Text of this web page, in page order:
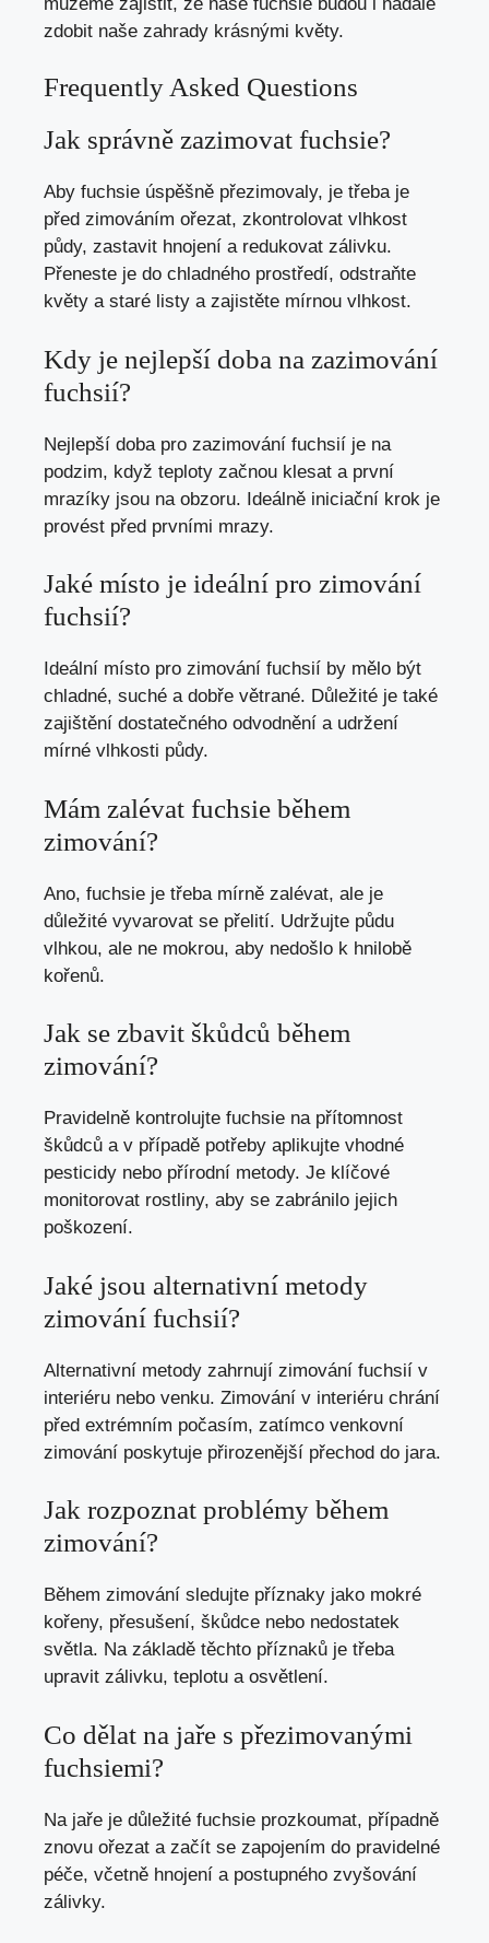
zdobit naše zahrady krásnými květy.
Frequently Asked Questions
Jak správně zazimovat fuchsie?
Aby fuchsie úspěšně přezimovaly, je třeba je
před zimováním ořezat, zkontrolovat vlhkost
půdy, zastavit hnojení a redukovat zálivku.
Přeneste je do chladného prostředí, odstraňte
květy a staré listy a zajistěte mírnou vlhkost.
Kdy je nejlepší doba na zazimování
fuchsií?
Nejlepší doba pro zazimování fuchsií je na
podzim, když teploty začnou klesat a první
mrazíky jsou na obzoru. Ideálně iniciační krok je
provést před prvními mrazy.
Jaké místo je ideální pro zimování
fuchsií?
Ideální místo pro zimování fuchsií by mělo být
chladné, suché a dobře větrané. Důležité je také
zajištění dostatečného odvodnění a udržení
mírné vlhkosti půdy.
Mám zalévat fuchsie během
zimování?
Ano, fuchsie je třeba mírně zalévat, ale je
důležité vyvarovat se přelití. Udržujte půdu
vlhkou, ale ne mokrou, aby nedošlo k hnilobě
kořenů.
Jak se zbavit škůdců během
zimování?
Pravidelně kontrolujte fuchsie na přítomnost
škůdců a v případě potřeby aplikujte vhodné
pesticidy nebo přírodní metody. Je klíčové
monitorovat rostliny, aby se zabránilo jejich
poškození.
Jaké jsou alternativní metody
zimování fuchsií?
Alternativní metody zahrnují zimování fuchsií v
interiéru nebo venku. Zimování v interiéru chrání
před extrémním počasím, zatímco venkovní
zimování poskytuje přirozenější přechod do jara.
Jak rozpoznat problémy během
zimování?
Během zimování sledujte příznaky jako mokré
kořeny, přesušení, škůdce nebo nedostatek
světla. Na základě těchto příznaků je třeba
upravit zálivku, teplotu a osvětlení.
Co dělat na jaře s přezimovanými
fuchsiemi?
Na jaře je důležité fuchsie prozkoumat, případně
znovu ořezat a začít se zapojením do pravidelné
péče, včetně hnojení a postupného zvyšování
zálivky.